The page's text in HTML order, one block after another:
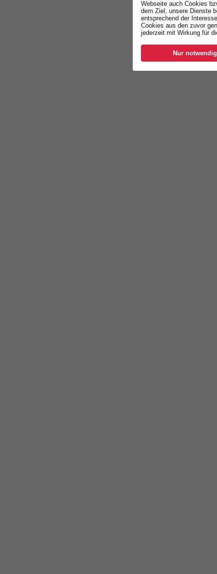
Webseite auch Cookies
dem Ziel, unsere Dienste
entsprechend der
Cookies aus den zuvor
jederzeit mit Wirkung für
Nur